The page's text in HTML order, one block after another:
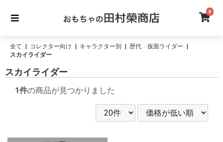
0
全て コレクター向け キャラクター別 歴代 仮面ライダー
スカイライダー
スカイライダー
1件の商品が見つかりました